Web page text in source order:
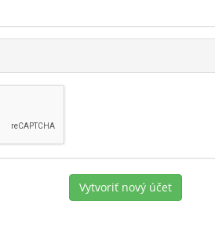
Vytvoriť nový účet